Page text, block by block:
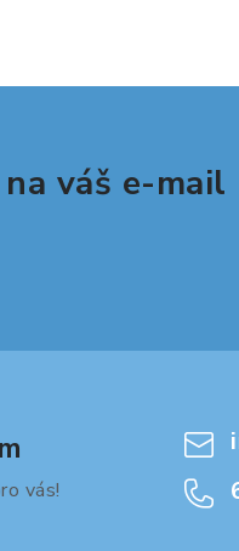
a
p
y
p
váš e-mail
vás!